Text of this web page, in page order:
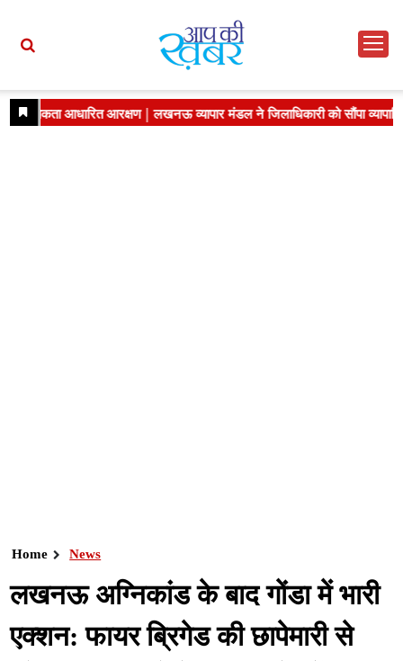
Home News
लखनऊ अग्निकांड के बाद गोंडा में भारी
एक्शन: फायर ब्रिगेड की छापेमारी से